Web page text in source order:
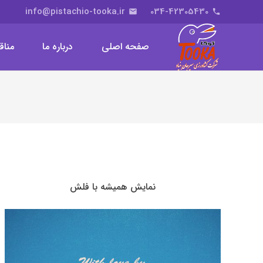
phone
034-42305430
email
info@pistachio-tooka.ir
صفحه اصلی درباره ما
نمایش همیشه با فلش